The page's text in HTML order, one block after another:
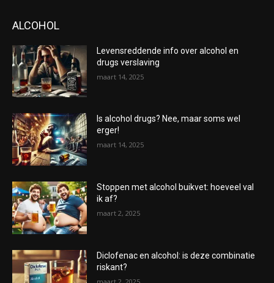
ALCOHOL
Levensreddende info over alcohol en
drugs verslaving
maart 14, 2025
Is alcohol drugs? Nee, maar soms wel
erger!
maart 14, 2025
Stoppen met alcohol buikvet: hoeveel val
ik af?
maart 2, 2025
Diclofenac en alcohol: is deze combinatie
riskant?